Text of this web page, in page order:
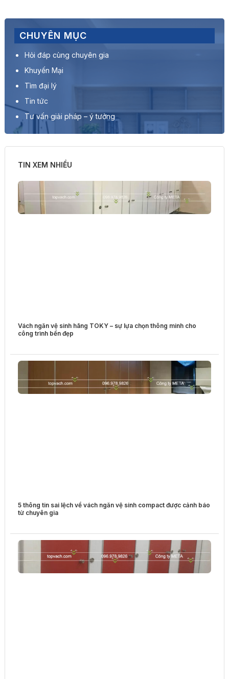
CHUYÊN MỤC
Hỏi đáp cùng chuyên gia
Khuyến Mại
Tìm đại lý
Tin tức
Tư vấn giải pháp – ý tưởng
TIN XEM NHIỀU
Vách ngăn vệ sinh hãng TOKY – sự lựa chọn thông minh cho
công trình bền đẹp
5 thông tin sai lệch về vách ngăn vệ sinh compact được cảnh báo
từ chuyên gia